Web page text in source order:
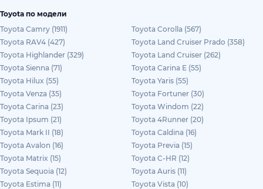
Toyota по модели
Toyota Camry (1911)
Toyota Corolla (567)
Toyota RAV4 (427)
Toyota Land Cruiser Prado (358)
Toyota Highlander (329)
Toyota Land Cruiser (262)
Toyota Sienna (71)
Toyota Carina E (55)
Toyota Hilux (55)
Toyota Yaris (55)
Toyota Venza (35)
Toyota Fortuner (30)
Toyota Carina (23)
Toyota Windom (22)
Toyota Ipsum (21)
Toyota 4Runner (20)
Toyota Mark II (18)
Toyota Caldina (16)
Toyota Avalon (16)
Toyota Previa (15)
Toyota Matrix (15)
Toyota C-HR (12)
Toyota Sequoia (12)
Toyota Auris (11)
Toyota Estima (11)
Toyota Vista (10)